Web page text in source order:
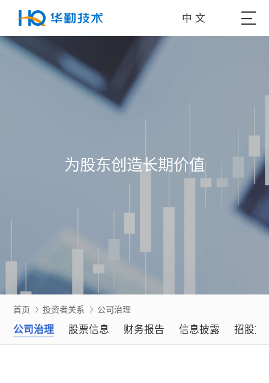
中 文
为股东创造长期价值
公司治理 股票信息 财务报告 信息披露 招股文
首页 投资者关系 公司治理